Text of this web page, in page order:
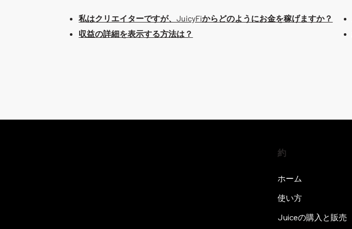
私はクリエイターですが、JuicyFiからどのようにお金を稼げますか？
収益の詳細を表示する方法は？
約
ホーム
使い方
Juiceの購入と販売